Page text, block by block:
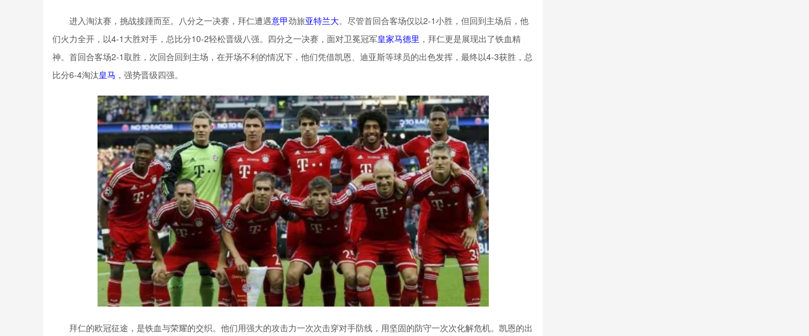
进入淘汰赛，挑战接踵而至。八分之一决赛，拜仁遭遇意甲劲旅亚特兰大。尽管首回合客场仅以2-1小胜，但回到主场后，他
们火力全开，以4-1大胜对手，总比分10-2轻松晋级八强。四分之一决赛，面对卫冕冠军皇家马德里 ，拜仁更是展现出了铁血精
神。首回合客场2-1取胜，次回合回到主场，在开场不利的情况下，他们凭借凯恩、迪亚斯等球员的出色发挥，最终以4-3获胜，总
比分6-4淘汰皇马 ，强势晋级四强。
拜仁的欧冠征途，是铁血与荣耀的交织。他们用强大的攻击力一次次击穿对手防线，用坚固的防守一次次化解危机。凯恩的出